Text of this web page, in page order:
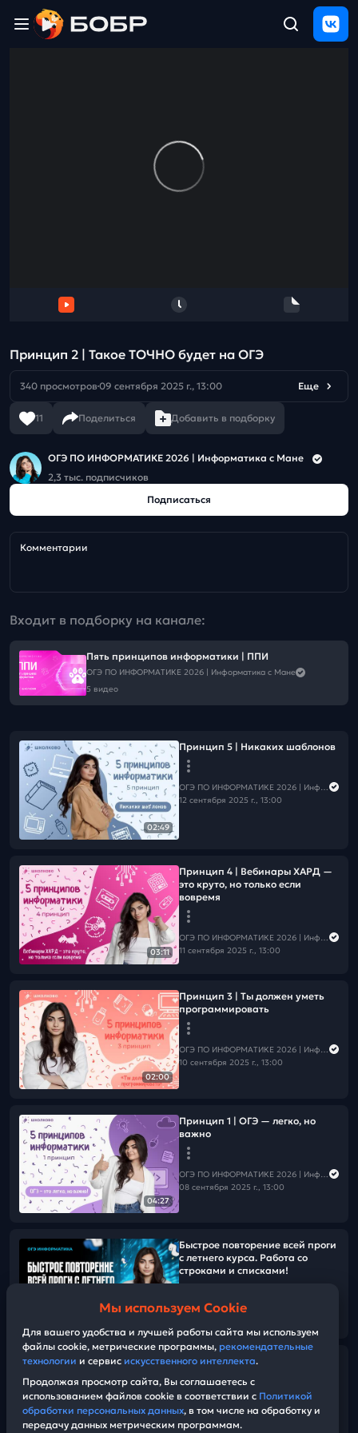
Принцип 2 | Такое ТОЧНО будет на ОГЭ
340 просмотров 09 сентября 2025 г., 13:00 Еще
11 Поделиться Добавить в подборку
ОГЭ ПО ИНФОРМАТИКЕ 2026 | Информатика с Мане
2,3 тыс. подписчиков
Подписаться
Комментарии
Входит в подборку на канале:
Пять принципов информатики | ППИ
ОГЭ ПО ИНФОРМАТИКЕ 2026 | Информатика с Мане
5 видео
02:49
Принцип 5 | Никаких шаблонов
ОГЭ ПО ИНФОРМАТИКЕ 2026 | Информатика с Мане
12 сентября 2025 г., 13:00
03:11
Принцип 4 | Вебинары ХАРД —
это круто, но только если
вовремя
ОГЭ ПО ИНФОРМАТИКЕ 2026 | Информатика с Мане
11 сентября 2025 г., 13:00
02:00
Принцип 3 | Ты должен уметь
программировать
ОГЭ ПО ИНФОРМАТИКЕ 2026 | Информатика с Мане
10 сентября 2025 г., 13:00
04:27
Принцип 1 | ОГЭ — легко, но
важно
ОГЭ ПО ИНФОРМАТИКЕ 2026 | Информатика с Мане
08 сентября 2025 г., 13:00
01:30:48
Быстрое повторение всей проги
с летнего курса. Работа со
строками и списками!
Разбор демоверсии ОГЭ по
по информатике в 2026?
Мы используем Cookie
Для вашего удобства и лучшей работы сайта мы используем
файлы cookie, метрические программы, рекомендательные
технологии и сервис искусственного интеллекта.
Продолжая просмотр сайта, Вы соглашаетесь с
использованием файлов cookie в соответствии с Политикой
обработки персональных данных, в том числе на обработку и
передачу данных метрическим программам.